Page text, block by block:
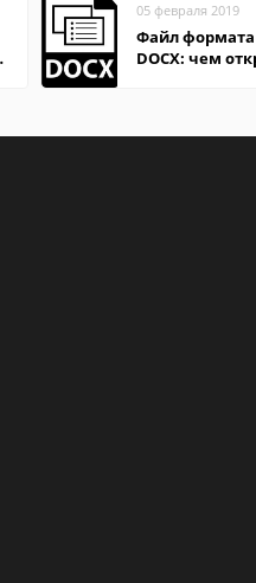
05 февраля 2019
Файл формата
DOCX: чем